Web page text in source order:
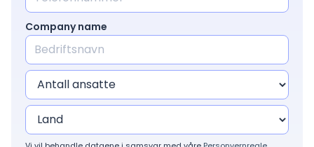
Company name